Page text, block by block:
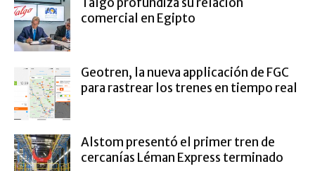
Talgo profundiza su relación
comercial en Egipto
Geotren, la nueva applicación de FGC
para rastrear los trenes en tiempo real
Alstom presentó el primer tren de
cercanías Léman Express terminado